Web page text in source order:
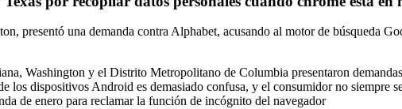
presentó una demanda contra Alphabet, acusando al motor de búsqueda
Washington y el Distrito Metropolitano de Columbia presentaron
los dispositivos Android es demasiado confusa, y el consumidor no
de enero para reclamar la función de incógnito del navegador